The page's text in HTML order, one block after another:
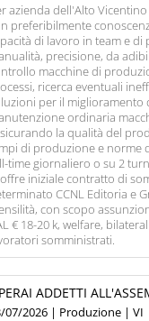
azienda dell'Alto Vicentino
preferibilmente
di lavoro in team e
precisione, da
macchine di
ricerca eventuali
per il miglioramento
ordinaria
la qualità del
di produzione e norme
time giornaliero o su 2
iniziale contratto di
CCNL Editoria e
con scopo
€ 18-20 k, welfare,
somministrati.
ADDETTI
07/2026 | Produzione | VI